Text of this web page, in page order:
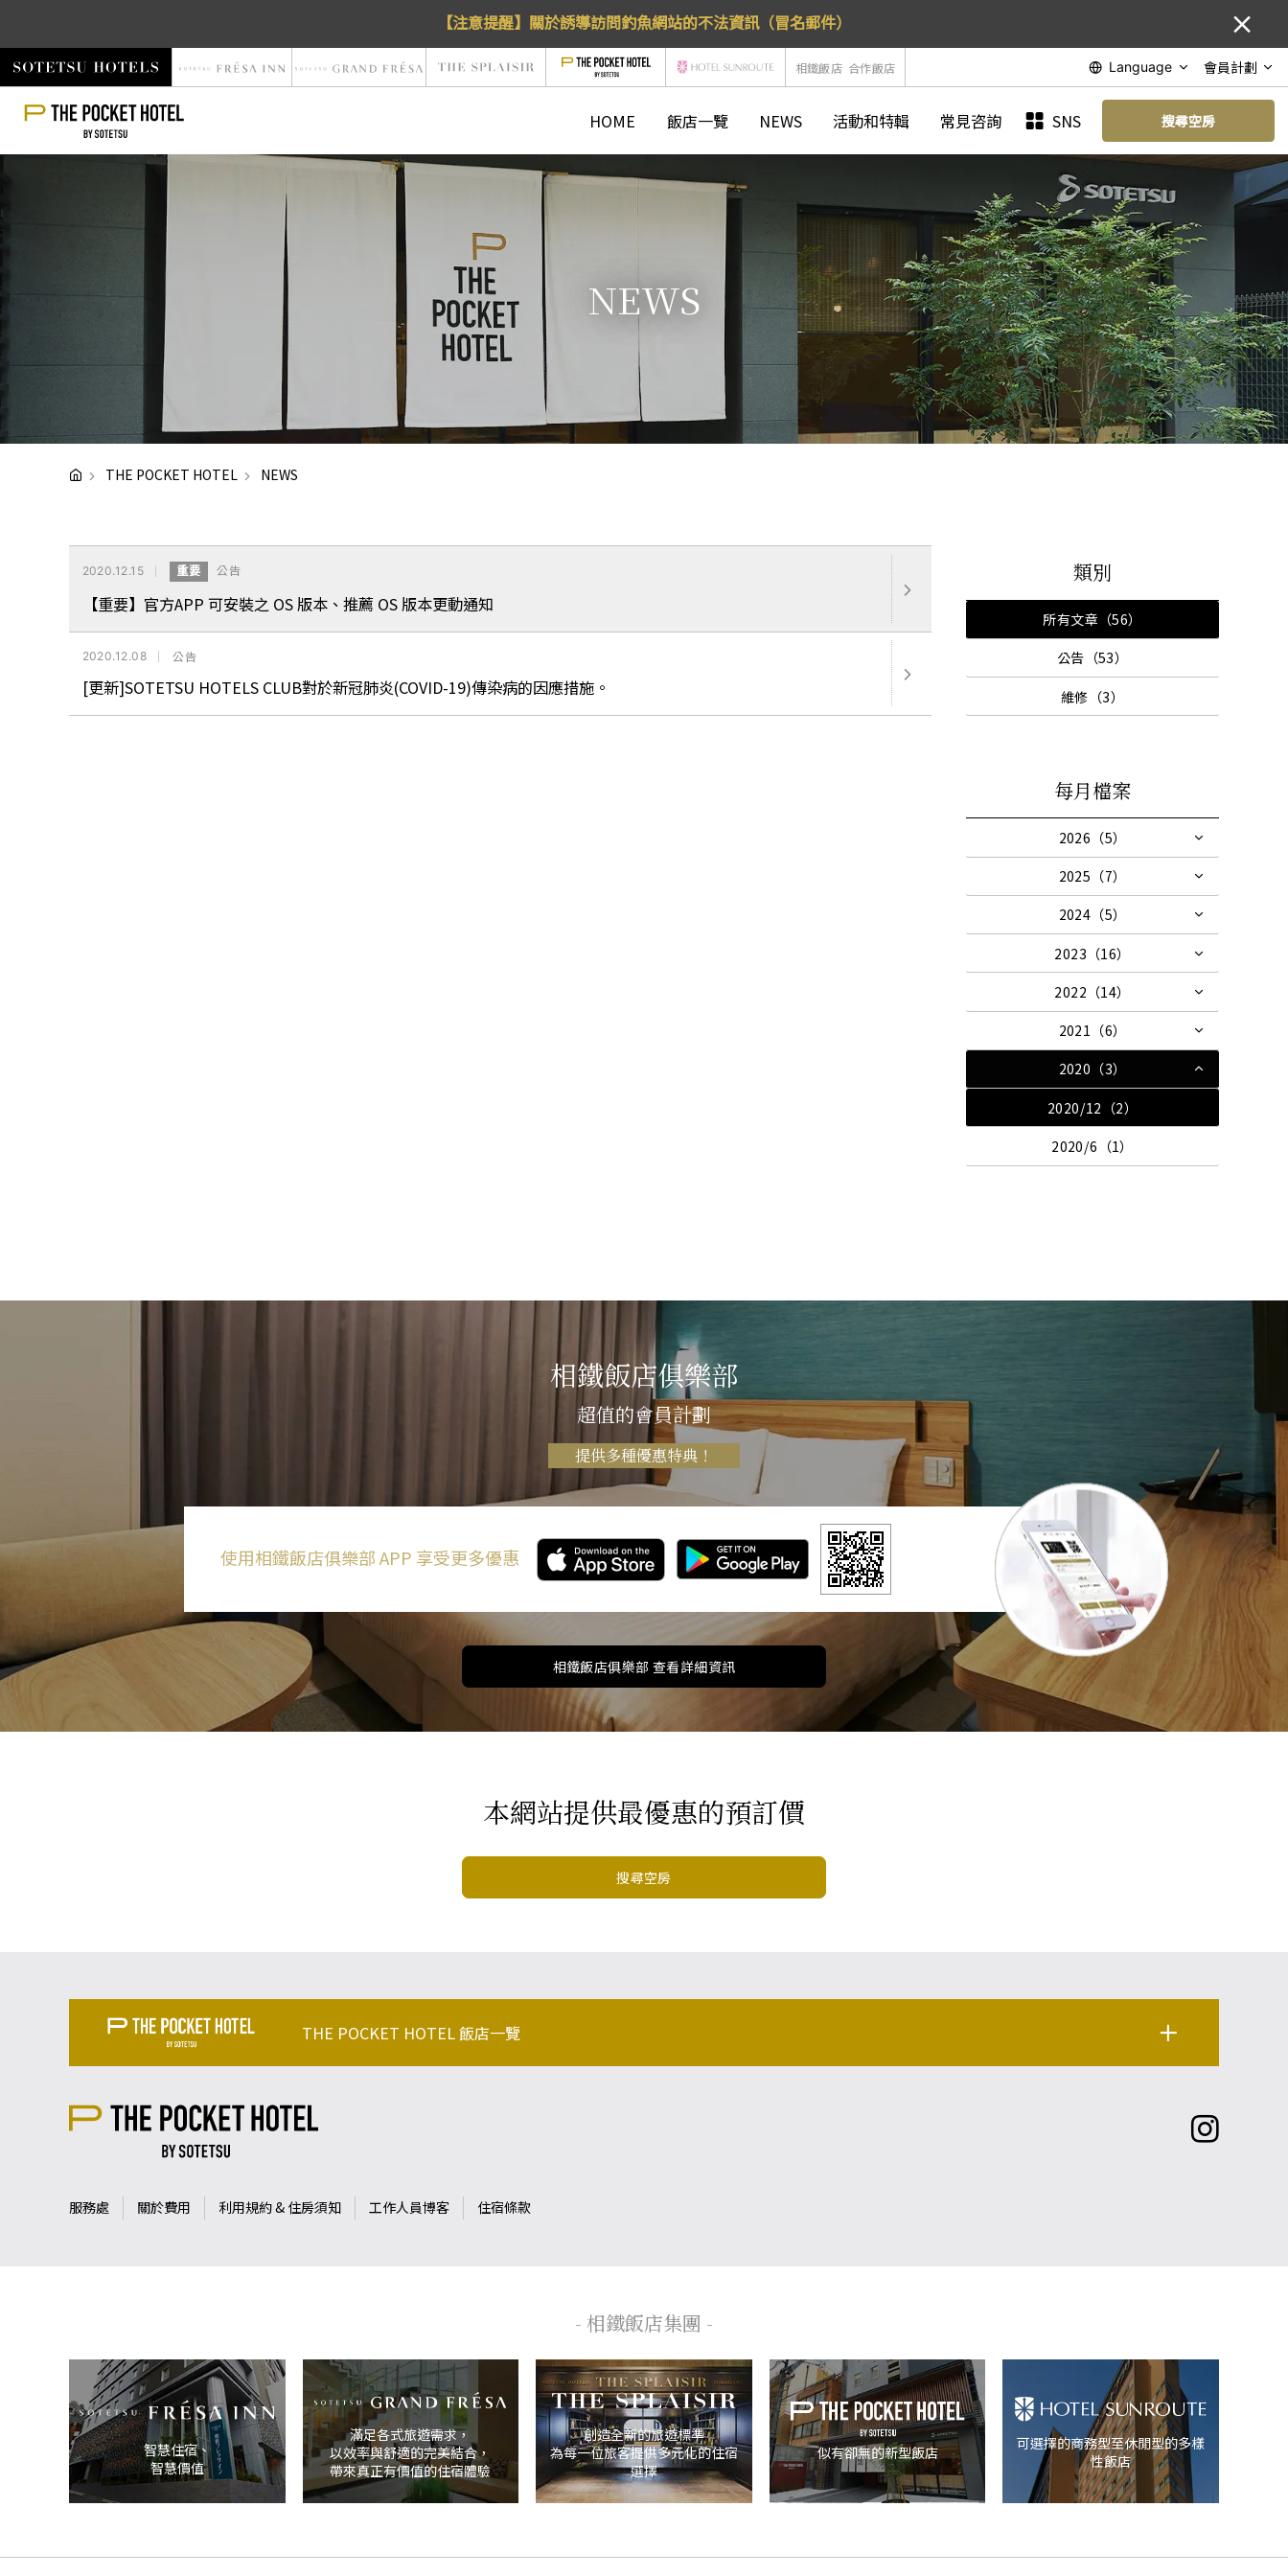
【注意提醒】關於誘導訪問釣魚網站的不法資訊（冒名郵件）
相鐵飯店 合作飯店 Language 會員計劃
HOME 飯店一覽 NEWS 活動和特輯 常見咨詢 SNS 搜尋空房
NEWS
THE POCKET HOTEL NEWS
2020.12.15 重要 公告
【重要】官方APP 可安裝之 OS 版本、推薦 OS 版本更動通知
2020.12.08 公告
[更新]SOTETSU HOTELS CLUB對於新冠肺炎(COVID-19)傳染病的因應措施。
類別
所有文章（56）
公告（53）
維修（3）
每月檔案
2026（5）
2025（7）
2024（5）
2023（16）
2022（14）
2021（6）
2020（3）
2020/12（2）
2020/6（1）
相鐵飯店俱樂部
超值的會員計劃
提供多種優惠特典！
使用相鐵飯店俱樂部APP 享受更多優惠
相鐵飯店俱樂部 查看詳細資訊
本網站提供最優惠的預訂價
搜尋空房
THE POCKET HOTEL 飯店一覽
服務處 關於費用 利用規約 & 住房須知 工作人員博客 住宿條款
- 相鐵飯店集團 -
智慧住宿、
智慧價值
滿足各式旅遊需求，
以效率與舒適的完美結合，
帶來真正有價值的住宿體驗
創造全新的旅遊標準
為每一位旅客提供多元化的住宿
選擇
似有卻無的新型飯店
可選擇的商務型至休閒型的多樣
性飯店